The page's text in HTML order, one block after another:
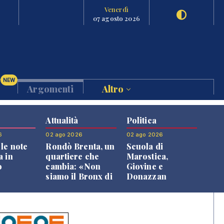
Venerdì
07 agosto 2026
NEW
Argomenti Altro
note
in
Attualità
02 ago 2026
Rondò Brenta, un
quartiere che
cambia: «Non
siamo il Bronx di
Politica
02 ago 2026
Scuola di
Marostica,
Giovine e
Donazzan